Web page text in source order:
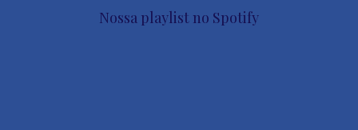
Nossa playlist no Spotify